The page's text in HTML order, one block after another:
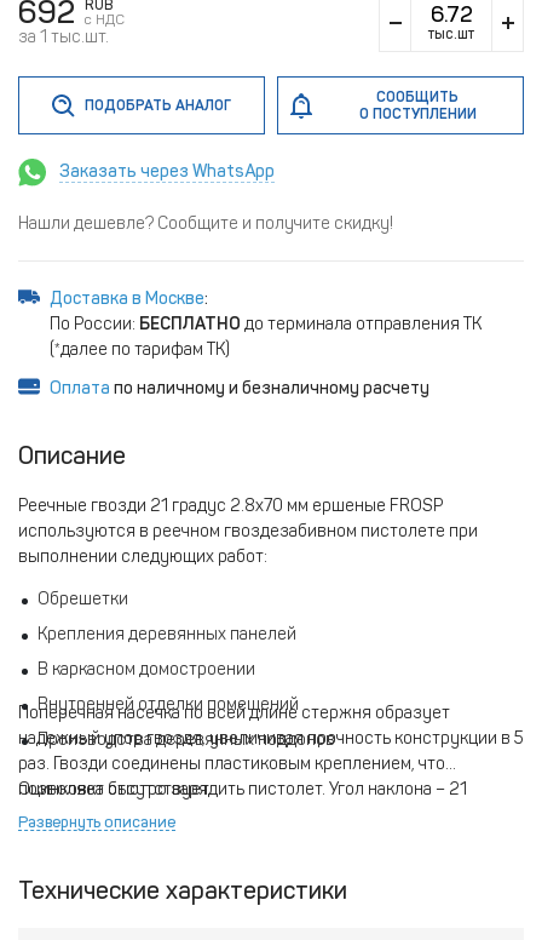
692
RUB
c НДС
за 1 тыс.шт. тыс.шт
ПОДОБРАТЬ АНАЛОГ
СООБЩИТЬ
О ПОСТУПЛЕНИИ
Заказать через WhatsApp
Нашли дешевле? Сообщите и получите скидку!
Доставка в Москве:
По России: БЕСПЛАТНО до терминала отправления ТК
(*далее по тарифам ТК)
Оплата по наличному и безналичному расчету
Описание
Реечные гвозди 21 градус 2.8х70 мм ершеные FROSP
используются в реечном гвоздезабивном пистолете при
выполнении следующих работ:
Обрешетки
Крепления деревянных панелей
В каркасном домостроении
Внутренней отделки помещений
Производства деревянных поддонов
Поперечная насечка по всей длине стержня образует
надежный упор гвоздя, увеличивая прочность конструкции в 5
раз. Гвозди соединены пластиковым креплением, что
позволяет быстро зарядить пистолет. Угол наклона – 21
градус.
Оцинковка отсутствует.
Развернуть описание
Технические характеристики